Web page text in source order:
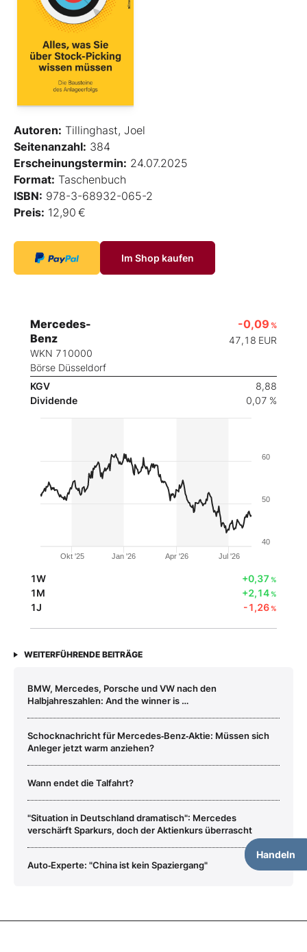
Autoren: Tillinghast, Joel
Seitenanzahl: 384
Erscheinungstermin: 24.07.2025
Format: Taschenbuch
ISBN: 978-3-68932-065-2
Preis: 12,90 €
Im Shop kaufen
Mercedes-
Benz
WKN 710000
Börse Düsseldorf
-0,09 %
47,18 EUR
KGV
8,88
Dividende
0,07 %
Handeln
Okt '25 Jan '26 Apr '26 Jul '26
40
50
60
1W +0,37 %
1M +2,14%
1J -1,26%
WEITERFÜHRENDE BEITRÄGE
BMW, Mercedes, Porsche und VW nach den
Halbjahreszahlen: And the winner is …
Schocknachricht für Mercedes‑Benz‑Aktie: Müssen sich
Anleger jetzt warm anziehen?
Wann endet die Talfahrt?
"Situation in Deutschland dramatisch": Mercedes
verschärft Sparkurs, doch der Aktienkurs überrascht
Auto‑Experte: "China ist kein Spaziergang"